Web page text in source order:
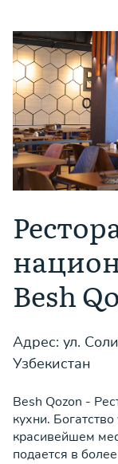
Besh
Адрес: ул.
Узбекистан
Besh Qozon -
кухни.
красивейшем
подается в